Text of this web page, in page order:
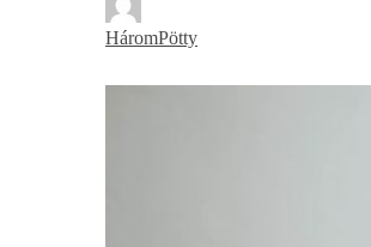
HáromPötty